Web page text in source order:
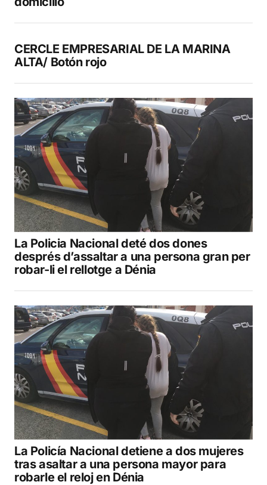
CERCLE EMPRESARIAL DE LA MARINA
ALTA/ Botón rojo
La Policia Nacional deté dos dones
després d’assaltar a una persona gran per
robar-li el rellotge a Dénia
La Policía Nacional detiene a dos mujeres
tras asaltar a una persona mayor para
robarle el reloj en Dénia